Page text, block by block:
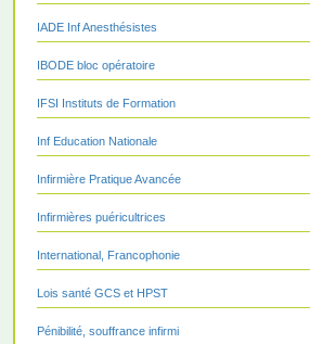
IADE Inf Anesthésistes
IBODE bloc opératoire
IFSI Instituts de Formation
Inf Education Nationale
Infirmière Pratique Avancée
Infirmières puéricultrices
International, Francophonie
Lois santé GCS et HPST
Pénibilité, souffrance infirmi